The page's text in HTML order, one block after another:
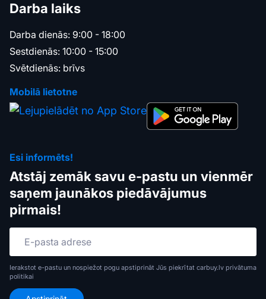
Darba laiks
Darba dienās: 9:00 - 18:00
Sestdienās: 10:00 - 15:00
Svētdienās: brīvs
Mobilā lietotne
Esi informēts!
Atstāj zemāk savu e-pastu un vienmēr
saņem jaunākos piedāvājumus
pirmais!
Ierakstot e-pastu un nospiežot pogu apstiprināt Jūs piekrītat carbuy.lv privātuma
politikai